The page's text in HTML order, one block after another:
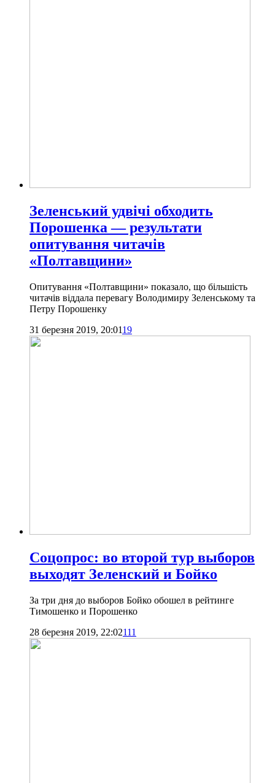
Зеленський удвічі обходить
Порошенка — результати
опитування читачів
«Полтавщини»
Опитування «Полтавщини» показало, що більшість
читачів віддала перевагу Володимиру Зеленському та
Петру Порошенку
31 березня 2019, 20:0119
Соцопрос: во второй тур выборов
выходят Зеленский и Бойко
За три дня до выборов Бойко обошел в рейтинге
Тимошенко и Порошенко
28 березня 2019, 22:02111